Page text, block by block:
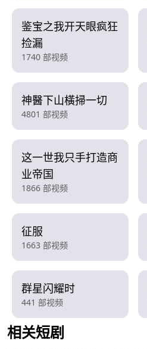
鉴宝之我开天眼疯狂
捡漏
1740 部视频
神醫下山橫掃一切
4801 部视频
这一世我只手打造商
业帝国
1866 部视频
征服
1663 部视频
群星闪耀时
441 部视频
相关短剧